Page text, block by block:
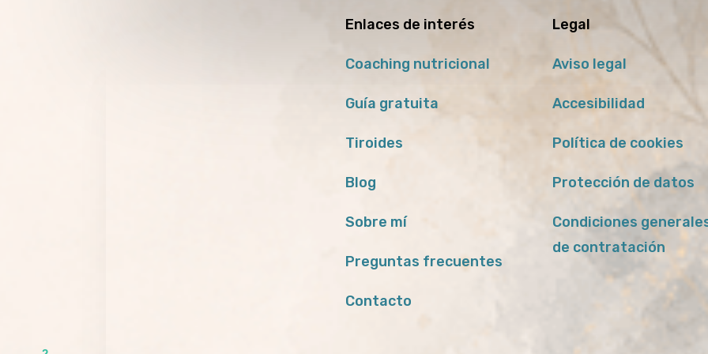
Enlaces de interés
Coaching nutricional
Guía gratuita
Tiroides
Blog
Sobre mí
Preguntas frecuentes
Contacto
Legal
Aviso legal
Accesibilidad
Política de cookies
Protección de datos
Condiciones
de contratación